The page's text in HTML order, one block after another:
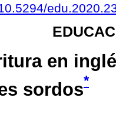
en
sordos*